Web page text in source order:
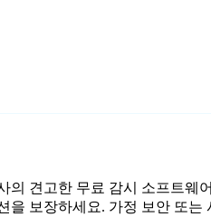
견고한 무료 감시 소프트웨
보장하세요. 가정 보안 또는